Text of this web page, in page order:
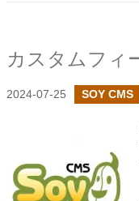
2024-07-25 SOY CMS